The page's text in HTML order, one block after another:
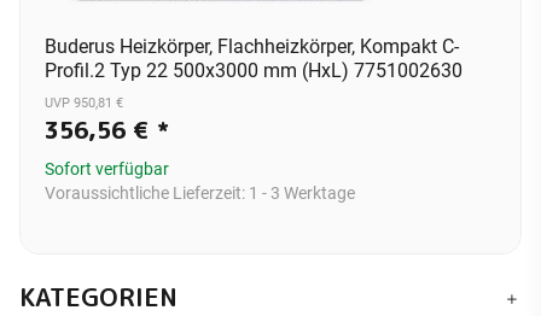
Buderus Heizkörper, Flachheizkörper, Kompakt C-
Profil.2 Typ 22 500x3000 mm (HxL) 7751002630
UVP 950,81 €
356,56 € *
Sofort verfügbar
Voraussichtliche Lieferzeit: 1 - 3 Werktage
KATEGORIEN